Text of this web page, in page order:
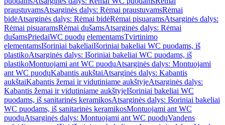
praustuvamsAtsarginės dalys: Rėmai praustuvamsRėmai
bidėAtsarginės dalys: Rėmai bidėRėmai pisuaramsAtsarginės dalys:
Rėmai pisuaramsRėmai dušamsAtsarginės dalys: Rėmai
dušamsPriedaiWC puodų elementamsTvirtinimo
elementamsIšoriniai bakeliaiIšoriniai bakeliai WC puodams, iš
plastikoAtsarginės dalys: Išoriniai bakeliai WC puodams, iš
plastikoMontuojami ant WC puodųAtsarginės dalys: Montuojami
ant WC puodųKabantis aukštaiAtsarginės dalys: Kabantis
aukštaiKabantis žemai ir vidutiniame aukštyjeAtsarginės dalys:
Kabantis žemai ir vidutiniame aukštyjeIšoriniai bakeliai WC
puodams, iš sanitarinės keramikosAtsarginės dalys: Išoriniai bakeliai
WC puodams, iš sanitarinės keramikosMontuojami ant WC
puodųAtsarginės dalys: Montuojami ant WC puodųVandens